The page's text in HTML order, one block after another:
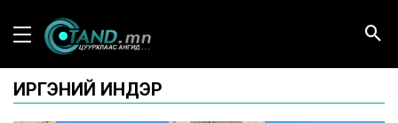
ИРГЭНИЙ ИНДЭР